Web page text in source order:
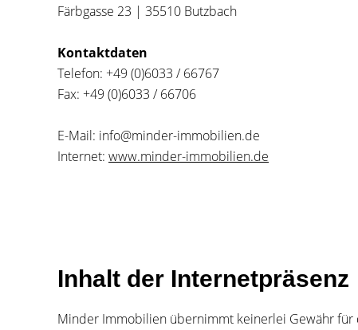
Färbgasse 23 | 35510 Butzbach
Kontaktdaten
Telefon: +49 (0)6033 / 66767
Fax: +49 (0)6033 / 66706
E-Mail: info@minder-immobilien.de
Internet: www.minder-immobilien.de
Inhalt der Internetpräsenz
Minder Immobilien übernimmt keinerlei Gewähr für